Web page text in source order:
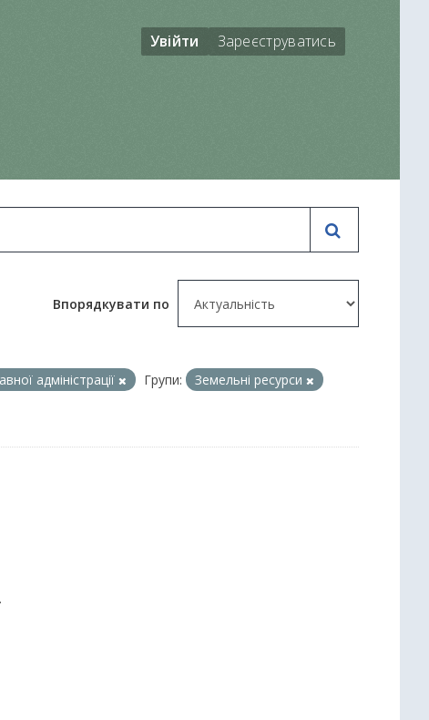
Увійти Зареєструватись
Впорядкувати по
адміністрації
Групи:
Земельні ресурси